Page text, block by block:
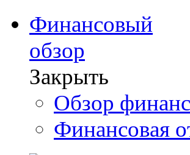
Финансовый
обзор
Закрыть
Обзор
Финансовая